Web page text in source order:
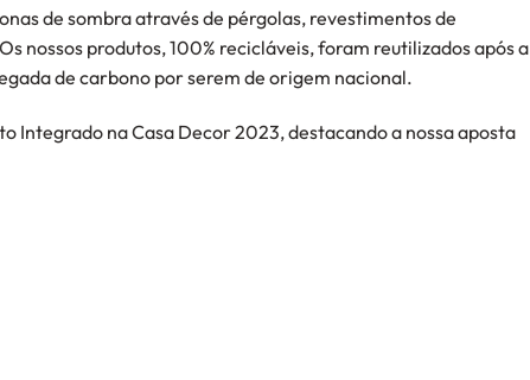
de sombra através de pérgolas, revestimentos de
nossos produtos, 100% recicláveis, foram reutilizados após a
de carbono por serem de origem nacional.
Integrado na Casa Decor 2023, destacando a nossa aposta